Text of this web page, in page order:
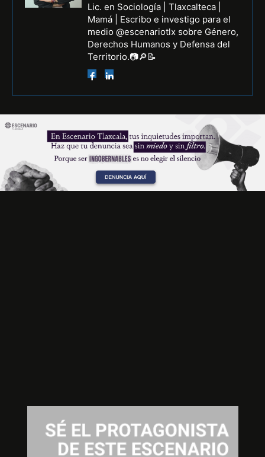
Lic. en Sociología | Tlaxcalteca |
Mamá | Escribo e investigo para el
medio @escenariotlx sobre Género,
Derechos Humanos y Defensa del
Territorio.📷🔎📝